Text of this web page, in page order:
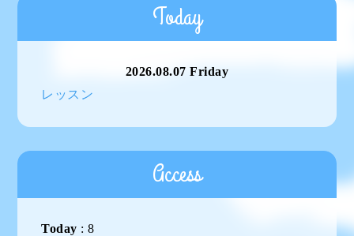
Today
2026.08.07 Friday
レッスン
Access
Today :8